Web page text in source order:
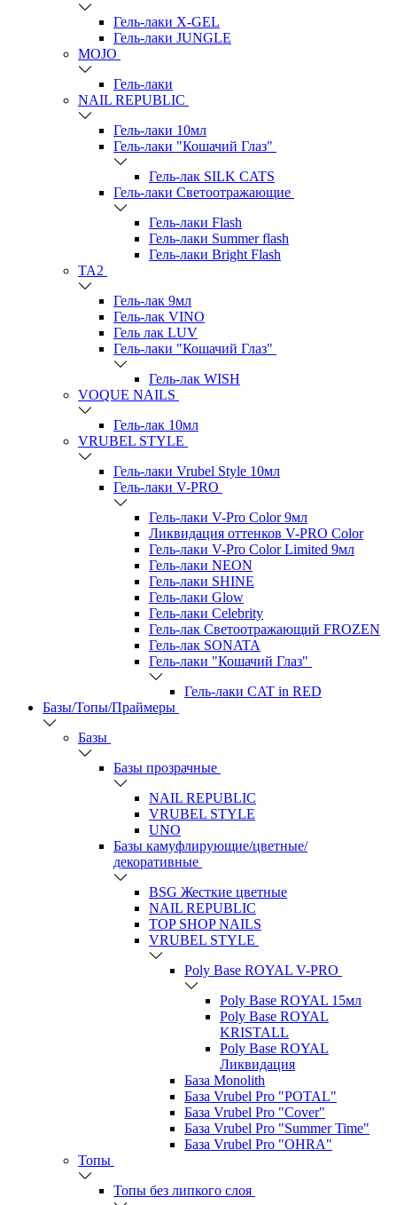
Гель-лаки Х-GEL
Гель-лаки JUNGLE
MOJO
Гель-лаки
NAIL REPUBLIC
Гель-лаки 10мл
Гель-лаки "Кошачий Глаз"
Гель-лак SILK CATS
Гель-лаки Светоотражающие
Гель-лаки Flash
Гель-лаки Summer flash
Гель-лаки Bright Flash
TA2
Гель-лак 9мл
Гель-лак VINO
Гель лак LUV
Гель-лаки "Кошачий Глаз"
Гель-лак WISH
VOQUE NAILS
Гель-лак 10мл
VRUBEL STYLE
Гель-лаки Vrubel Style 10мл
Гель-лаки V-PRO
Гель-лаки V-Pro Color 9мл
Ликвидация оттенков V-PRO Color
Гель-лаки V-Pro Color Limited 9мл
Гель-лаки NEON
Гель-лаки SHINE
Гель-лаки Glow
Гель-лаки Celebrity
Гель-лак Светоотражающий FROZEN
Гель-лак SONATA
Гель-лаки "Кошачий Глаз"
Гель-лаки CAT in RED
Базы/Топы/Праймеры
Базы
Базы прозрачные
NAIL REPUBLIC
VRUBEL STYLE
UNO
Базы камуфлирующие/цветные/
декоративные
BSG Жесткие цветные
NAIL REPUBLIC
TOP SHOP NAILS
VRUBEL STYLE
Poly Base ROYAL V-PRO
Poly Base ROYAL 15мл
Poly Base ROYAL
KRISTALL
Poly Base ROYAL
Ликвидация
База Monolith
База Vrubel Pro "POTAL"
База Vrubel Pro "Сover"
База Vrubel Pro "Summer Time"
База Vrubel Pro "OHRA"
Топы
Топы без липкого слоя